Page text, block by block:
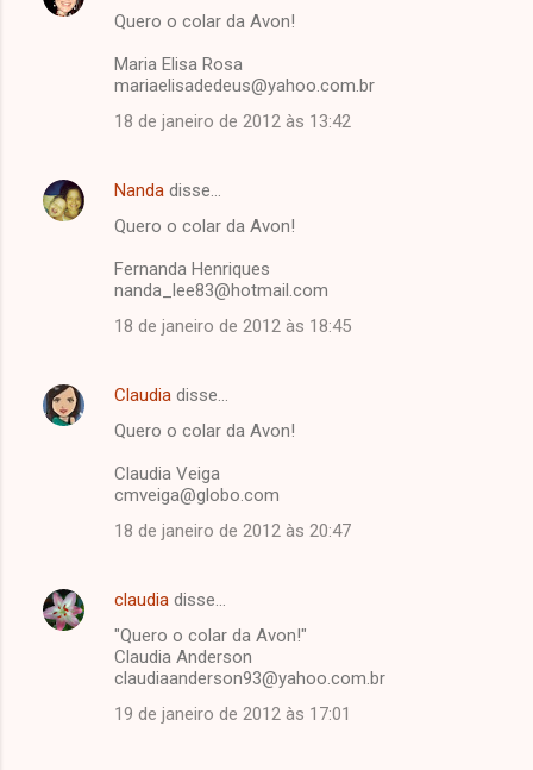
Quero o colar da Avon!
Maria Elisa Rosa
mariaelisadedeus@yahoo.com.br
18 de janeiro de 2012 às 13:42
Nanda disse…
Quero o colar da Avon!
Fernanda Henriques
nanda_lee83@hotmail.com
18 de janeiro de 2012 às 18:45
Claudia disse…
Quero o colar da Avon!
Claudia Veiga
cmveiga@globo.com
18 de janeiro de 2012 às 20:47
claudia disse…
"Quero o colar da Avon!"
Claudia Anderson
claudiaanderson93@yahoo.com.br
19 de janeiro de 2012 às 17:01